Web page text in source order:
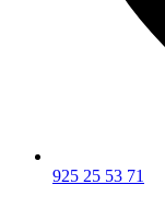
925 25 53 71